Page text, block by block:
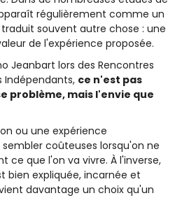
régulièrement comme un
souvent autre chose : une
de l'expérience proposée.
Jeanbart lors des Rencontres
Indépendants, ce n'est pas
problème, mais l'envie que
ou une expérience
coûteuses lorsqu'on ne
ce que l'on va vivre. À l'inverse,
bien expliquée, incarnée et
davantage un choix qu'un